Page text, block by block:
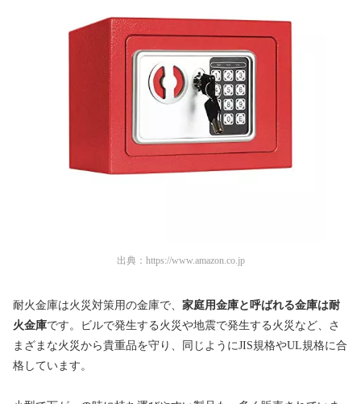
出典： https://www.amazon.co.jp
耐火金庫は火災対策用の金庫で、 家庭用金庫と呼ばれる金庫は耐
火金庫です。ビルで発生する火災や地震で発生する火災など、さ
まざまな火災から貴重品を守り、同じようにJIS規格やUL規格に合
格しています。